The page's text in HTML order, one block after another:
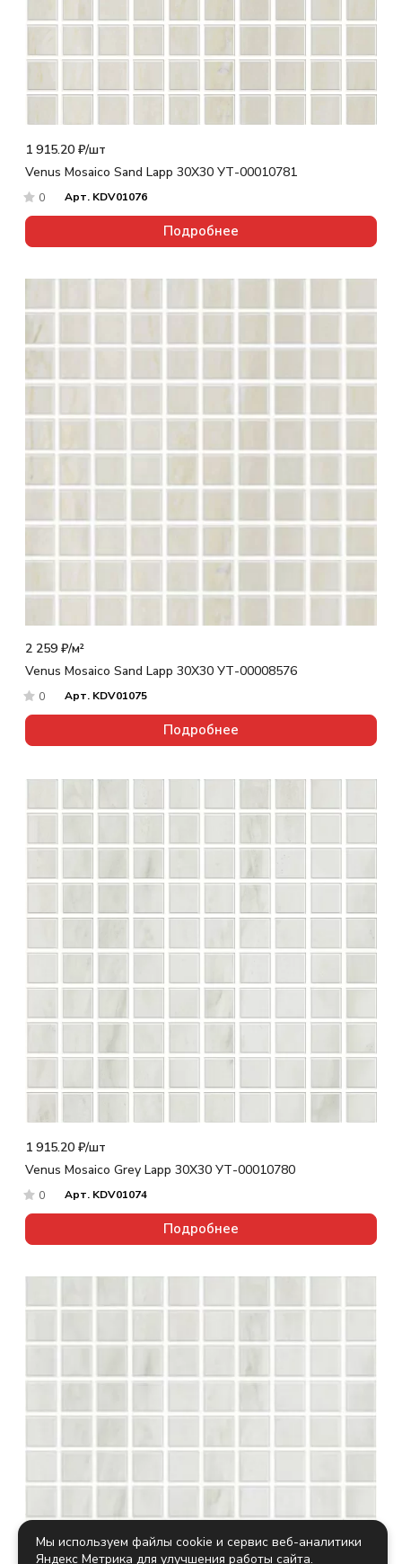
1 915.20 ₽/шт
Venus Mosaico Sand Lapp 30X30 УТ-00010781
0 Арт. KDV01076
Подробнее
2 259 ₽/м²
Venus Mosaico Sand Lapp 30X30 УТ-00008576
0 Арт. KDV01075
Подробнее
1 915.20 ₽/шт
Venus Mosaico Grey Lapp 30X30 УТ-00010780
0 Арт. KDV01074
Подробнее
Мы используем файлы cookie и сервис веб-аналитики
Яндекс Метрика для улучшения работы сайта.